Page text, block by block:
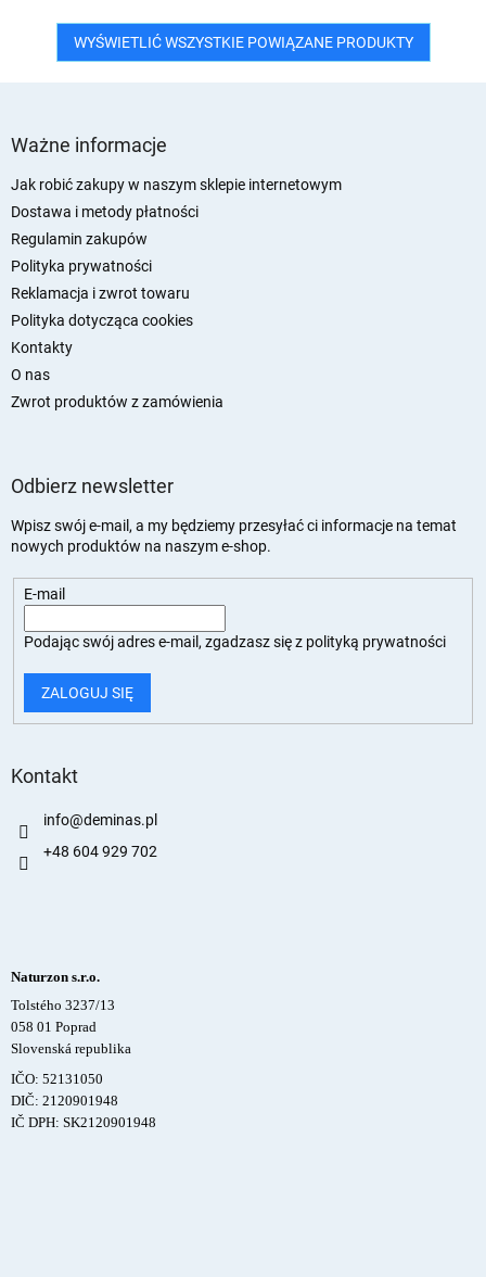
WYŚWIETLIĆ WSZYSTKIE POWIĄZANE PRODUKTY
Ważne informacje
Jak robić zakupy w naszym sklepie internetowym
Dostawa i metody płatności
Regulamin zakupów
Polityka prywatności
Reklamacja i zwrot towaru
Polityka dotycząca cookies
Kontakty
O nas
Zwrot produktów z zamówienia
Odbierz newsletter
Wpisz swój e-mail, a my będziemy przesyłać ci informacje na temat
nowych produktów na naszym e-shop.
E-mail
Podając swój adres e-mail, zgadzasz się z polityką prywatności
ZALOGUJ SIĘ
Kontakt
info@deminas.pl
+48 604 929 702
Naturzon s.r.o.
Tolstého 3237/13
058 01 Poprad
Slovenská republika
IČO: 52131050
DIČ: 2120901948
IČ DPH: SK2120901948